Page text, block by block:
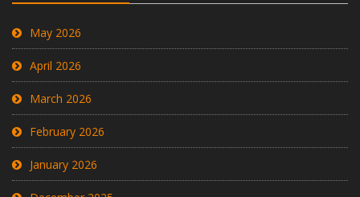
May 2026
April 2026
March 2026
February 2026
January 2026